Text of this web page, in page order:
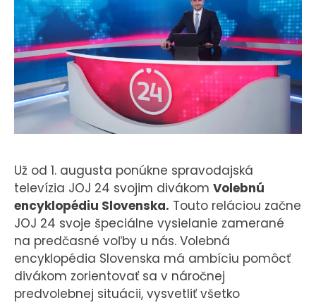
KONTAKT
Už od 1. augusta ponúkne spravodajská
televízia JOJ 24 svojim divákom Volebnú
encyklopédiu Slovenska. Touto reláciou začne
JOJ 24 svoje špeciálne vysielanie zamerané
na predčasné voľby u nás. Volebná
encyklopédia Slovenska má ambíciu pomôcť
divákom zorientovať sa v náročnej
predvolebnej situácii, vysvetliť všetko